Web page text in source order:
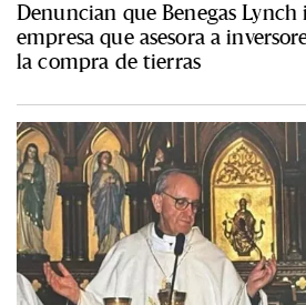
Denuncian que Benegas
empresa que asesora a
la compra de tierras